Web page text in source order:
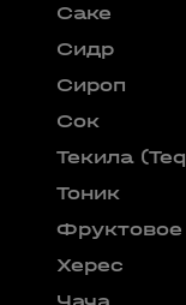
Саке
Сидр
Сироп
Сок
Текила
Тоник
Фруктовое
Херес